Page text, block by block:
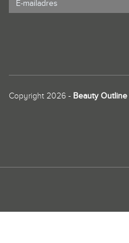
Copyright 2026 - Beauty Outline